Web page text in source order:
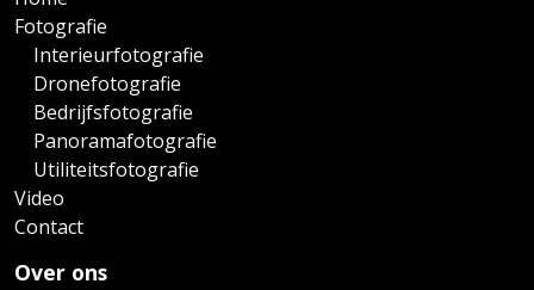
Fotografie
Interieurfotografie
Dronefotografie
Bedrijfsfotografie
Panoramafotografie
Utiliteitsfotografie
Video
Contact
Over ons